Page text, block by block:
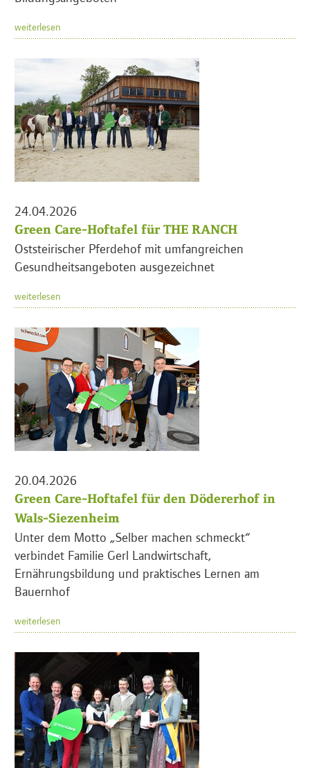
weiterlesen
24.04.2026
Green Care-Hoftafel für THE RANCH
Oststeirischer Pferdehof mit umfangreichen
Gesundheitsangeboten ausgezeichnet
weiterlesen
20.04.2026
Green Care-Hoftafel für den Dödererhof in
Wals-Siezenheim
Unter dem Motto „Selber machen schmeckt“
verbindet Familie Gerl Landwirtschaft,
Ernährungsbildung und praktisches Lernen am
Bauernhof
weiterlesen